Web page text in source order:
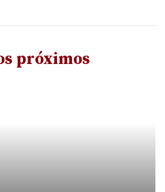
próximos